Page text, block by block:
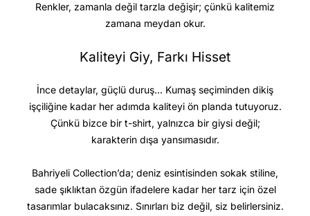
Renkler, zamanla değil tarzla değişir; çünkü kalitemiz
zamana meydan okur.
Kaliteyi Giy, Farkı Hisset
İnce detaylar, güçlü duruş… Kumaş seçiminden dikiş
işçiliğine kadar her adımda kaliteyi ön planda tutuyoruz.
Çünkü bizce bir t-shirt, yalnızca bir giysi değil;
karakterin dışa yansımasıdır.
Bahriyeli Collection’da; deniz esintisinden sokak stiline,
sade şıklıktan özgün ifadelere kadar her tarz için özel
tasarımlar bulacaksınız. Sınırları biz değil, siz belirlersiniz.